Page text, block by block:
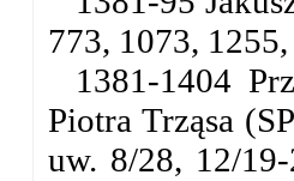
773, 1073,
1381-1404
Piotra Trząsa
uw. 8/28, 12/